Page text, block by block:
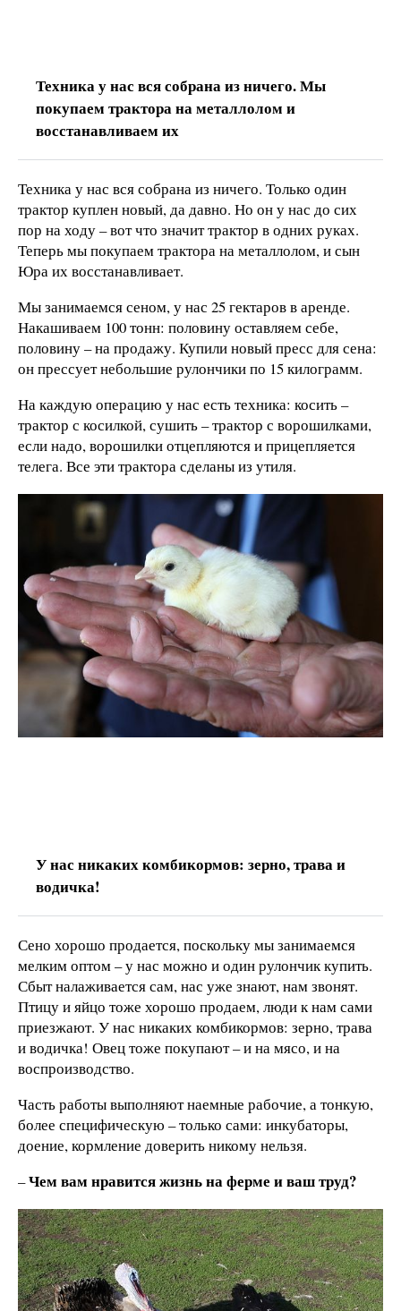
Техника у нас вся собрана из ничего. Мы
покупаем трактора на металлолом и
восстанавливаем их
Техника у нас вся собрана из ничего. Только один
трактор куплен новый, да давно. Но он у нас до сих
пор на ходу – вот что значит трактор в одних руках.
Теперь мы покупаем трактора на металлолом, и сын
Юра их восстанавливает.
Мы занимаемся сеном, у нас 25 гектаров в аренде.
Накашиваем 100 тонн: половину оставляем себе,
половину – на продажу. Купили новый пресс для сена:
он прессует небольшие рулончики по 15 килограмм.
На каждую операцию у нас есть техника: косить –
трактор с косилкой, сушить – трактор с ворошилками,
если надо, ворошилки отцепляются и прицепляется
телега. Все эти трактора сделаны из утиля.
У нас никаких комбикормов: зерно, трава и
водичка!
Сено хорошо продается, поскольку мы занимаемся
мелким оптом – у нас можно и один рулончик купить.
Сбыт налаживается сам, нас уже знают, нам звонят.
Птицу и яйцо тоже хорошо продаем, люди к нам сами
приезжают. У нас никаких комбикормов: зерно, трава
и водичка! Овец тоже покупают – и на мясо, и на
воспроизводство.
Часть работы выполняют наемные рабочие, а тонкую,
более специфическую – только сами: инкубаторы,
доение, кормление доверить никому нельзя.
–Чем вам нравится жизнь на ферме и ваш труд?